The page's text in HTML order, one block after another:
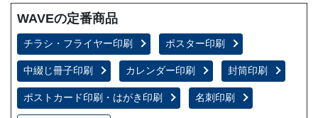
WAVEの定番商品
チラシ・フライヤー印刷 ポスター印刷
中綴じ冊子印刷 カレンダー印刷 封筒印刷
ポストカード印刷・はがき印刷 名刺印刷